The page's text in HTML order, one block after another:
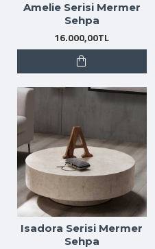
Amelie Serisi Mermer
Sehpa
16.000,00TL
Isadora Serisi Mermer
Sehpa